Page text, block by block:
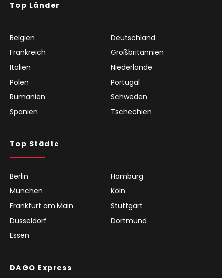
Top Länder
Belgien
Deutschland
Frankreich
Großbritannien
Italien
Niederlande
Polen
Portugal
Rumänien
Schweden
Spanien
Tschechien
Top Städte
Berlin
Hamburg
München
Köln
Frankfurt am Main
Stuttgart
Düsseldorf
Dortmund
Essen
DAGO Express